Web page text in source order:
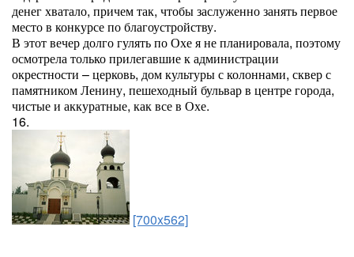
денег хватало, причем так, чтобы заслуженно занять первое
место в конкурсе по благоустройству.
В этот вечер долго гулять по Охе я не планировала, поэтому
осмотрела только прилегавшие к администрации
окрестности – церковь, дом культуры с колоннами, сквер с
памятником Ленину, пешеходный бульвар в центре города,
чистые и аккуратные, как все в Охе.
16.
[700x562]